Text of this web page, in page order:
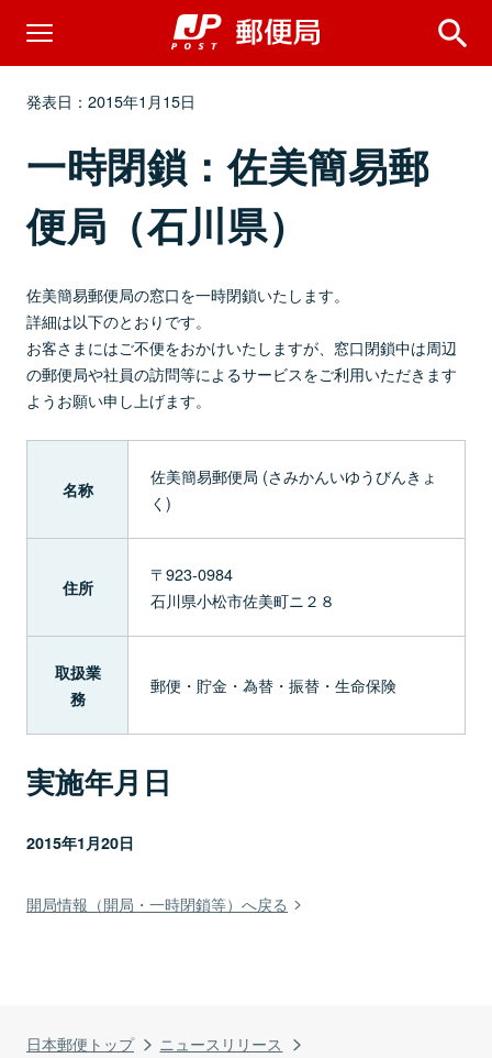
日本郵便トップ
ニュースリリース
発表日：2015年1月15日
一時閉鎖：佐美簡易郵
便局（石川県）
佐美簡易郵便局の窓口を一時閉鎖いたします。
詳細は以下のとおりです。
お客さまにはご不便をおかけいたしますが、窓口閉鎖中は周辺
の郵便局や社員の訪問等によるサービスをご利用いただきます
ようお願い申し上げます。
名称
佐美簡易郵便局 (さみかんいゆうびんきょ
く)
住所
〒923-0984
石川県小松市佐美町ニ２８
取扱業
務
郵便・貯金・為替・振替・生命保険
実施年月日
2015年1月20日
開局情報（開局・一時閉鎖等）へ戻る